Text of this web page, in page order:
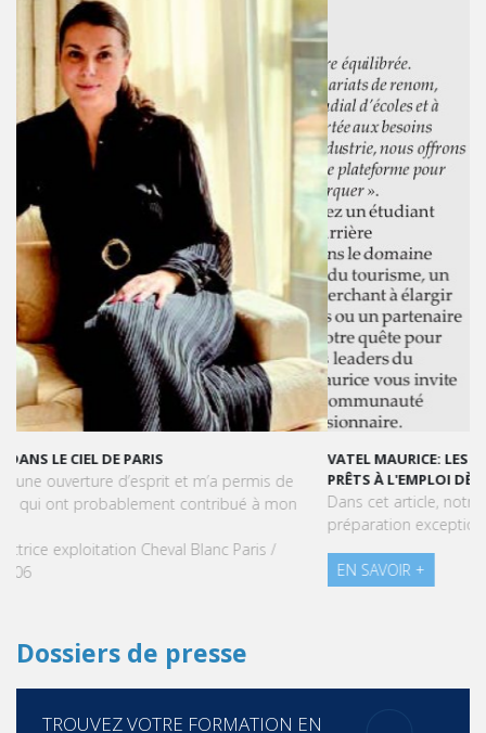
VATEL MAURICE: LES ÉTUDIANTS SONT OPÉRATIONNELS ET
PRÊTS À L'EMPLOI DÈS LA FIN DE LEUR CURSUS
Dans cet article, notre CEO met en lumière le succès et la
préparation exceptionnelle des étudiants de Vatel Maurice.
EN SAVOIR +
TROUVEZ VOTRE FORMATION EN
3 étapes